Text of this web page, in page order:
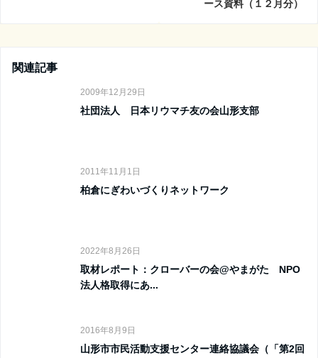
ース資料（１２月分）
関連記事
2009年12月29日
社団法人 日本リウマチ友の会山形支部
2011年11月1日
柏倉にぎわいづくりネットワーク
2022年8月26日
取材レポート：クローバーの会@やまがた NPO
法人格取得にあ...
2016年8月9日
山形市市民活動支援センター連絡協議会（「第2回